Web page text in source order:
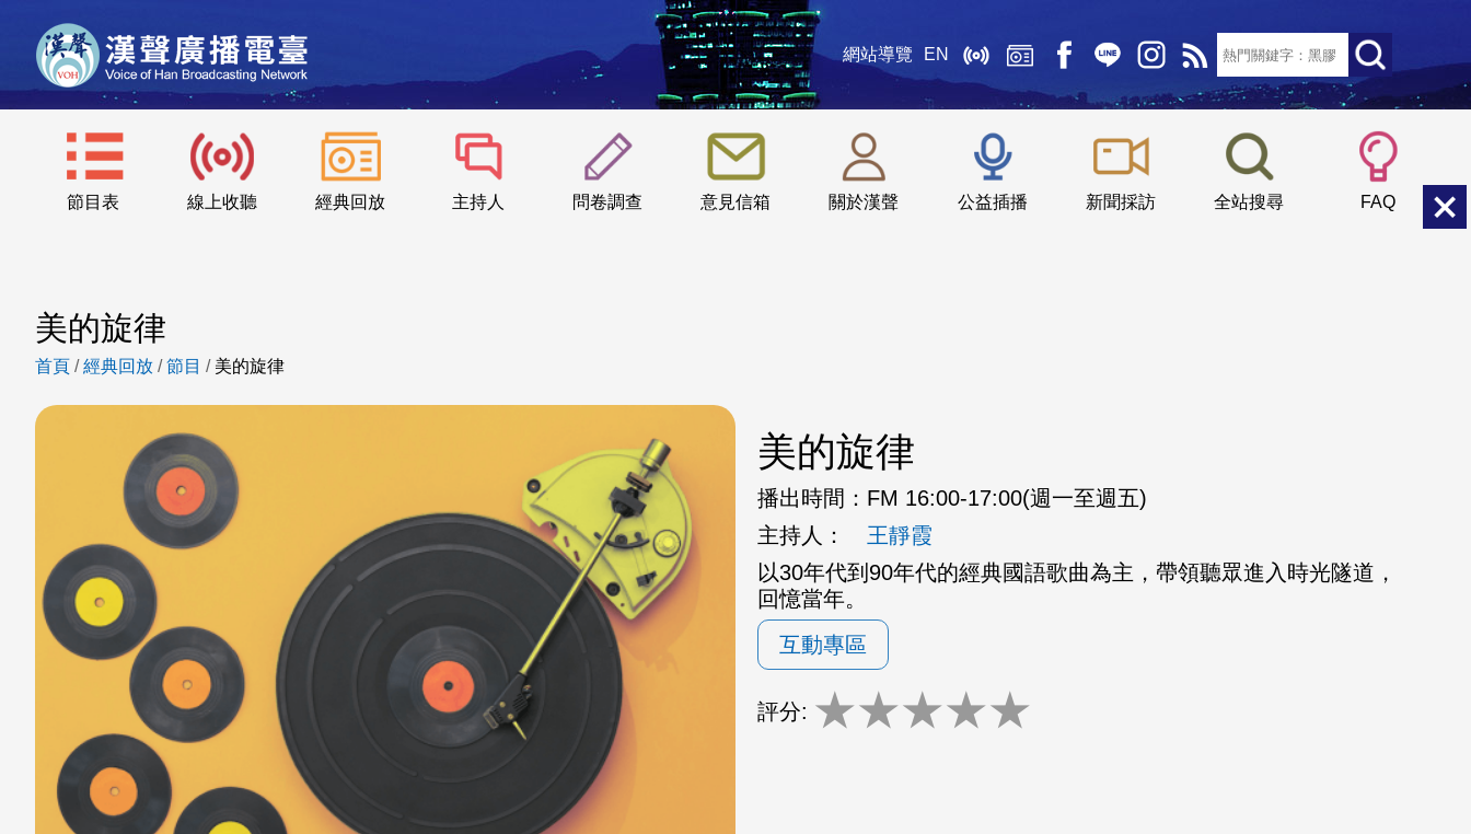
網站導覽 EN
節目表 線上收聽 經典回放 主持人 問卷調查 意見信箱 關於漢聲 公益插播 新聞採訪 全站搜尋 FAQ
::: 小 中
美的旋律
首頁 /經典回放 /節目 / 美的旋律
美的旋律
播出時間： FM 16:00-17:00(週一至週五)
主持人：
王靜霞
以30年代到90年代的經典國語歌曲為主，帶領聽眾進入時光隧道，
回憶當年。
互動專區
評分: ★★★★★